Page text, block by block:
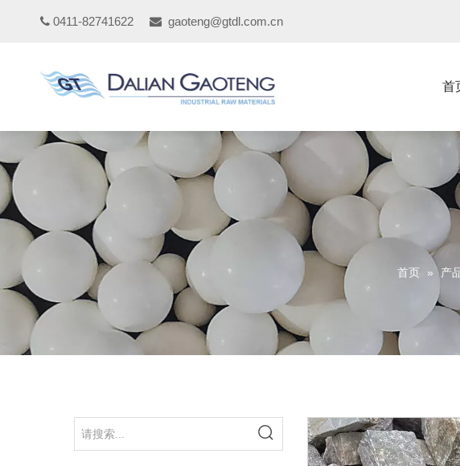
 0411-82741622  gaoteng@gtdl.com.cn
首
首页 » 产